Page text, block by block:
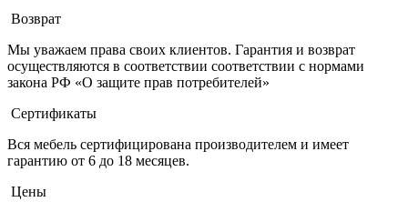
Возврат
Мы уважаем права своих клиентов. Гарантия и возврат
осуществляются в соответствии соответствии с нормами
закона РФ «О защите прав потребителей»
Сертификаты
Вся мебель сертифицирована производителем и имеет
гарантию от 6 до 18 месяцев.
Цены